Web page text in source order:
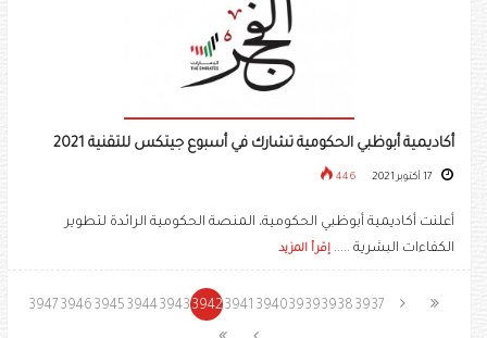
أكاديمية أبوظبي الحكومية تشارك في أسبوع جيتكس للتقنية 2021
446
أعلنت أكاديمية أبوظبي الحكومية، المنصة الحكومية الرائدة لتطوير
الكفاءات البشرية ..... إقرأ المزيد
3937
3938
3939
3940
3941
3942
3943
3944
3945
3946
3947